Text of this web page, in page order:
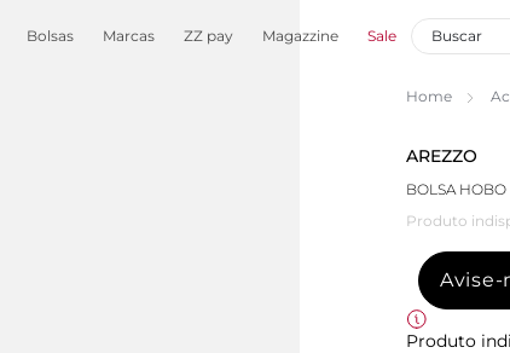
Bolsas Marcas ZZ pay Magazzine Sale
Home
AREZZO
BOLSA
Produto
Avise-
Produto